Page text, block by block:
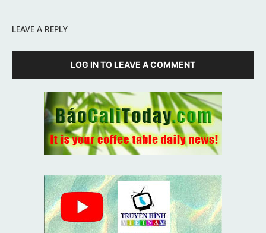
LEAVE A REPLY
LOG IN TO LEAVE A COMMENT